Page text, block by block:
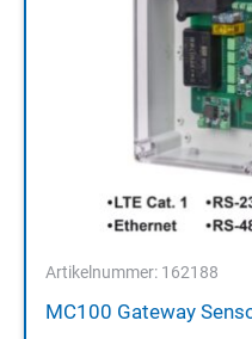
Artikelnummer: 162188
MC100 Gateway